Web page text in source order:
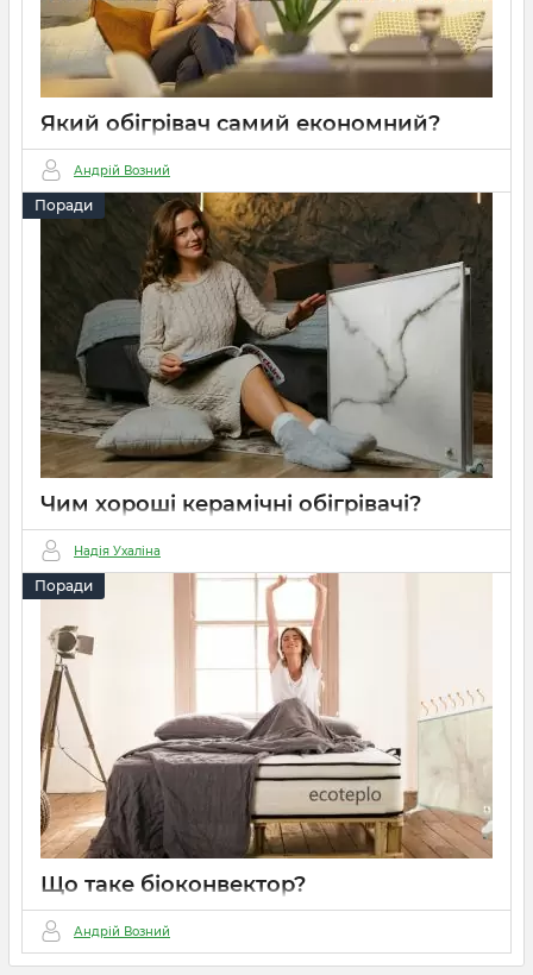
Який обігрівач самий економний?
Андрій Возний
Поради
Чим хороші керамічні обігрівачі?
Керамічні обігрівачі Ecoteplo -
ефективні, енергоефективні та
безпечні. Рівномірний розподіл тепла,
економія електроенергії та захист від
перегріву - ідеальний вибір для
опалення будинку та квартири.
Надія Ухаліна
Поради
Що таке біоконвектор?
Біоконвектори - енергоефективне
Андрій Возний